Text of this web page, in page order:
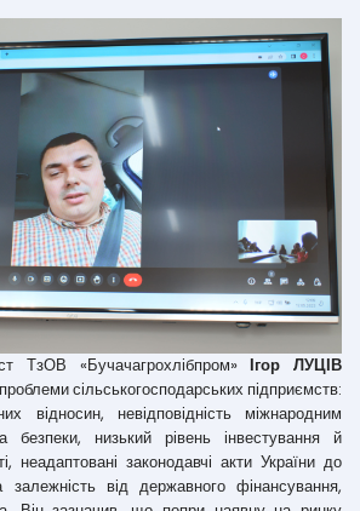
ТзОВ «Бучачагрохлібпром»Ігор ЛУЦІВ
проблеми сільськогосподарських підприємств:
відносин, невідповідність міжнародним
безпеки, низький рівень інвестування й
неадаптовані законодавчі акти України до
від державного фінансування,